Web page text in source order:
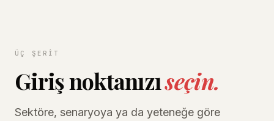
ÜÇ ŞERIT
Giriş noktanızıseçin.
Sektöre, senaryoya ya da yeteneğe göre